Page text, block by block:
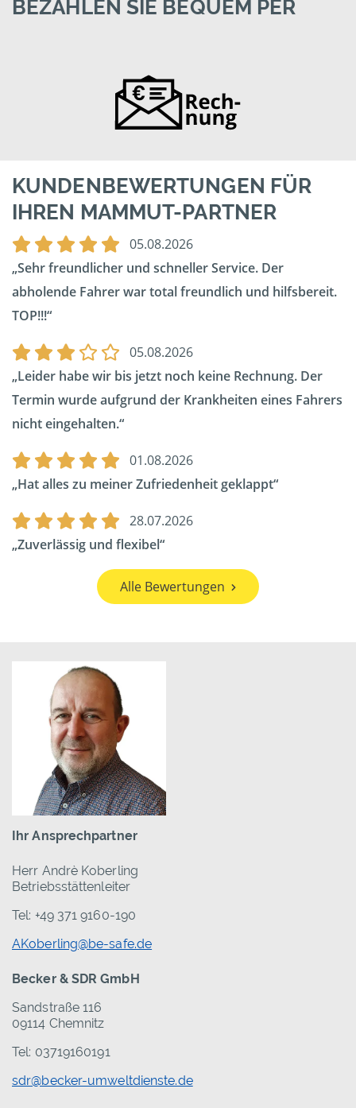
BEZAHLEN SIE BEQUEM PER
KUNDENBEWERTUNGEN FÜR
IHREN MAMMUT-PARTNER
05.08.2026
Sehr freundlicher und schneller Service. Der
abholende Fahrer war total freundlich und hilfsbereit.
TOP!!!
05.08.2026
Leider habe wir bis jetzt noch keine Rechnung. Der
Termin wurde aufgrund der Krankheiten eines Fahrers
nicht eingehalten.
01.08.2026
Hat alles zu meiner Zufriedenheit geklappt
28.07.2026
Zuverlässig und flexibel
Alle Bewertungen
Ihr Ansprechpartner
Herr Andrè Koberling
Betriebsstättenleiter
Tel: +49 371 9160-190
AKoberling@be-safe.de
Becker & SDR GmbH
Sandstraße 116
09114 Chemnitz
Tel: 03719160191
sdr@becker-umweltdienste.de